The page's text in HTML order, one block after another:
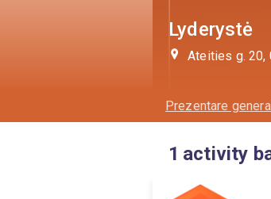
Lyderystė
Ateities g. 20,
Prezentare
1 activity